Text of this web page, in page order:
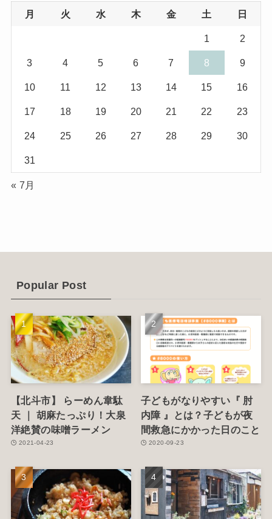
(3)
(10)
(2)
(4)
(5)
月 火 水 木 金 土 日
1 2
3 4 5 6 7 8 9
10 11 12 13 14 15 16
17 18 19 20 21 22 23
24 25 26 27 28 29 30
31
« 7月
Popular Post
【北斗市】 らーめん韋駄
天 ｜ 胡麻たっぷり！大泉
洋絶賛の味噌ラーメン
2021-04-23
子どもがなりやすい『 肘
内障 』とは？子どもが夜
間救急にかかった日のこと
2020-09-23